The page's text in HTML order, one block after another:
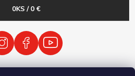
0KS /0 €